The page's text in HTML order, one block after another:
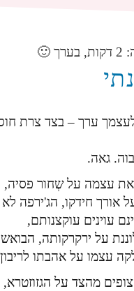
2 דקות, בערך 🙂
ערך – בצד צרת
גאה.
עצמה על שְחור פסיה,
אורך חידקו, הג'ירפה
עוינים עוקצנותם,
על ירקרקותה, הבואש
עצמו על אהבתו לריבון
מהצד על הגזוזטרא,